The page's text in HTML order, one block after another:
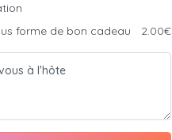
forme de bon cadeau
2.00€